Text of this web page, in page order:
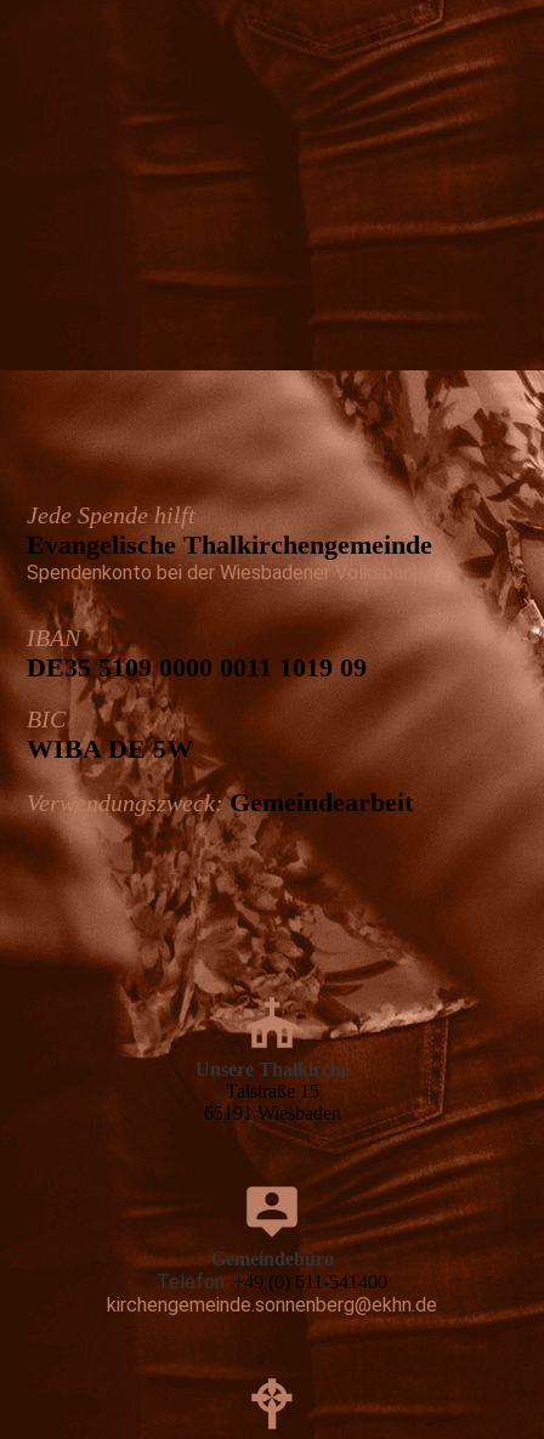
Jede Spende hilft
Evangelische Thal­kirchen­gemeinde
Spendenkonto bei der Wiesbadener Volksbank
IBAN
DE35 5109 0000 0011 1019 09
BIC
WIBA DE 5W
Verwendungszweck:Gemeinde­arbeit
Unsere Thalkirche
Talstraße 15
65191 Wiesbaden
Gemeindebüro
Telefon: +49 (0) 611-541400
kirchengemeinde.sonnenberg@ekhn.de